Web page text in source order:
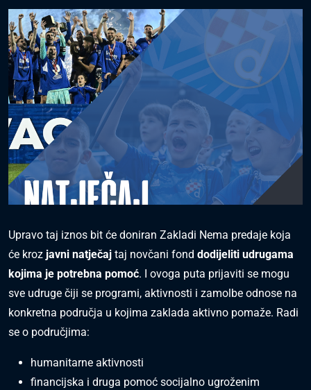
Upravo taj iznos bit će doniran Zakladi Nema predaje koja
će kroz javni natječaj taj novčani fond dodijeliti udrugama
kojima je potrebna pomoć. I ovoga puta prijaviti se mogu
sve udruge čiji se programi, aktivnosti i zamolbe odnose na
konkretna područja u kojima zaklada aktivno pomaže. Radi
se o područjima:
humanitarne aktivnosti
financijska i druga pomoć socijalno ugroženim